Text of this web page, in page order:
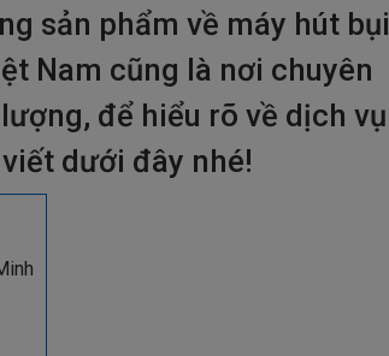
sản phẩm về máy hút bụi
Nam cũng là nơi chuyên
để hiểu rõ về dịch vụ
dưới đây nhé!